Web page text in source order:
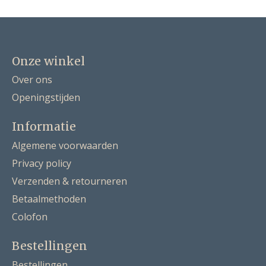
Onze winkel
Over ons
Openingstijden
Informatie
Algemene voorwaarden
Privacy policy
Verzenden & retourneren
Betaalmethoden
Colofon
Bestellingen